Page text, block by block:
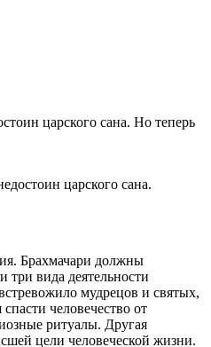
царского сана.
Брахмачари должны
три вида деятельности
мудрецов и святых,
человечество от
ритуалы. Другая
цели человеческой жизни.